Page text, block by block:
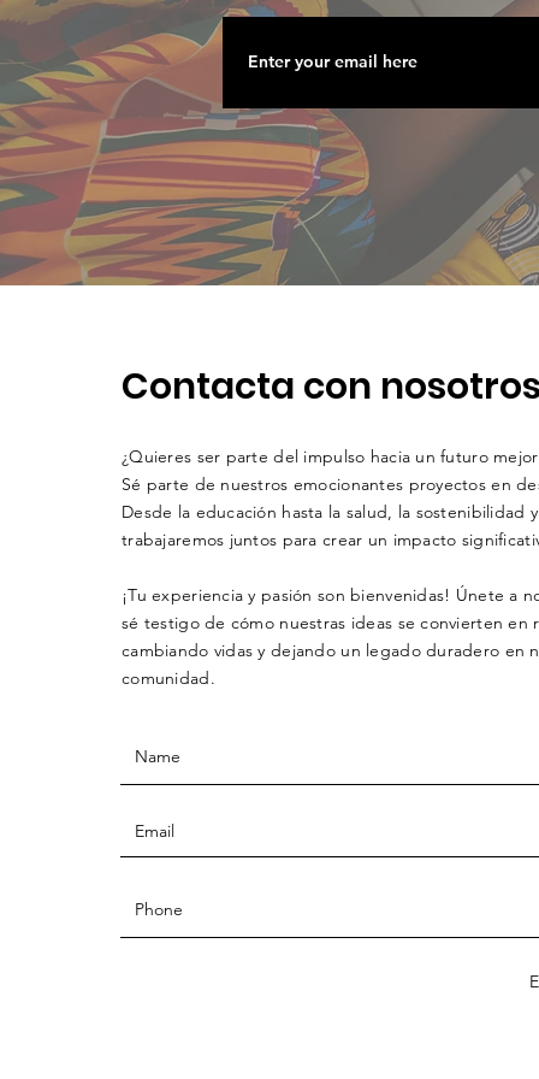
Contacta con
¿Quieres ser parte del impulso hacia un futuro
Sé parte de nuestros emocionantes proyectos en
Desde la educación hasta la salud, la sostenibilidad
trabajaremos juntos para crear un impacto
¡Tu experiencia y pasión son bienvenidas! Únete a
sé testigo de cómo nuestras ideas se convierten en
cambiando vidas y dejando un legado duradero en
comunidad.